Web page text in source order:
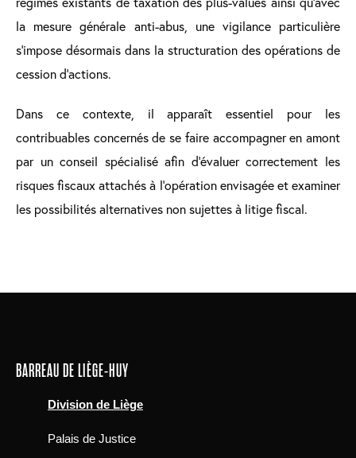
la mesure générale anti-abus, une vigilance particulière
s’impose désormais dans la structuration des opérations de
cession d’actions.
Dans ce contexte, il apparaît essentiel pour les
contribuables concernés de se faire accompagner en amont
par un conseil spécialisé afin d’évaluer correctement les
risques fiscaux attachés à l’opération envisagée et examiner
les possibilités alternatives non sujettes à litige fiscal.
navigation
BARREAU DE LIÈGE-HUY
Division de Liège
Palais de Justice